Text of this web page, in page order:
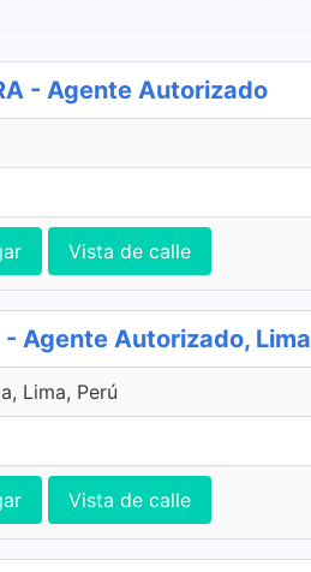
- Agente Autorizado
Vista de calle
- Agente Autorizado, Lima
Lima, Perú
Vista de calle